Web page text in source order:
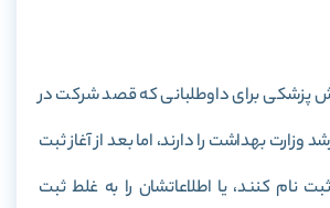
پزشکی برای داوطلبانی که قصد شرکت در
وزارت بهداشت را دارند، اما بعد از آغاز ثبت
نام کنند، یا اطلاعاتشان را به غلط ثبت